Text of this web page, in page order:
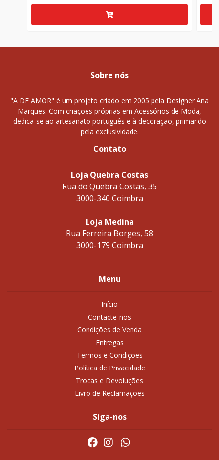
Sobre nós
"A DE AMOR" é um projeto criado em 2005 pela Designer Ana
Marques. Com criações próprias em Acessórios de Moda,
dedica-se ao artesanato português e à decoração, primando
pela exclusividade.
Contato
Loja Quebra Costas
Rua do Quebra Costas, 35
3000-340 Coimbra
Loja Medina
Rua Ferreira Borges, 58
3000-179 Coimbra
Menu
Início
Contacte-nos
Condições de Venda
Entregas
Termos e Condições
Política de Privacidade
Trocas e Devoluções
Livro de Reclamações
Siga-nos